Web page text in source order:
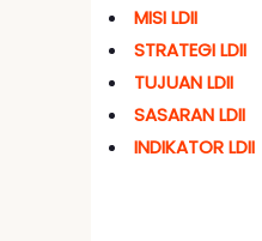
MISI LDII
STRATEGI LDII
TUJUAN LDII
SASARAN LDII
INDIKATOR LDII